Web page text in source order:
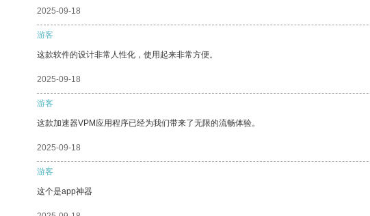
2025-09-18
游客
这款软件的设计非常人性化，使用起来非常方便。
2025-09-18
游客
这款加速器VPM应用程序已经为我们带来了无限的流畅体验。
2025-09-18
游客
这个是app神器